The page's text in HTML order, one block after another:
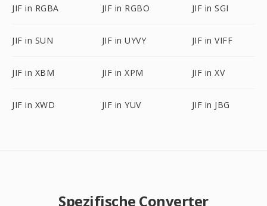
JIF in RGBA JIF in RGBO JIF in SGI
JIF in SUN JIF in UYVY JIF in VIFF
JIF in XBM JIF in XPM JIF in XV
JIF in XWD JIF in YUV JIF in JBG
Spezifische Converter